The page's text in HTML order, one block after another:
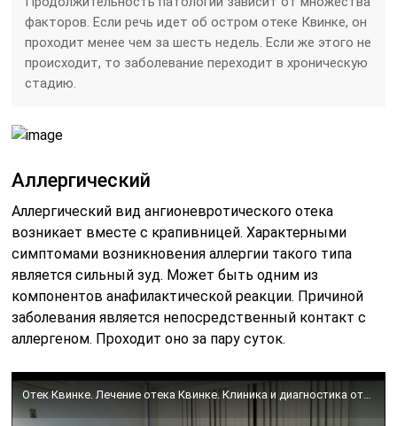
факторов. Если речь идет об остром отеке Квинке, он
проходит менее чем за шесть недель. Если же этого не
происходит, то заболевание переходит в хроническую
стадию.
Аллергический
Аллергический вид ангионевротического отека
возникает вместе с крапивницей. Характерными
симптомами возникновения аллергии такого типа
является сильный зуд. Может быть одним из
компонентов анафилактической реакции. Причиной
заболевания является непосредственный контакт с
аллергеном. Проходит оно за пару суток.